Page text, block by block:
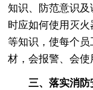
知识、防范意识
时应如何使用灭
等知识，使每个
材，会报警、会使
三、落实消防